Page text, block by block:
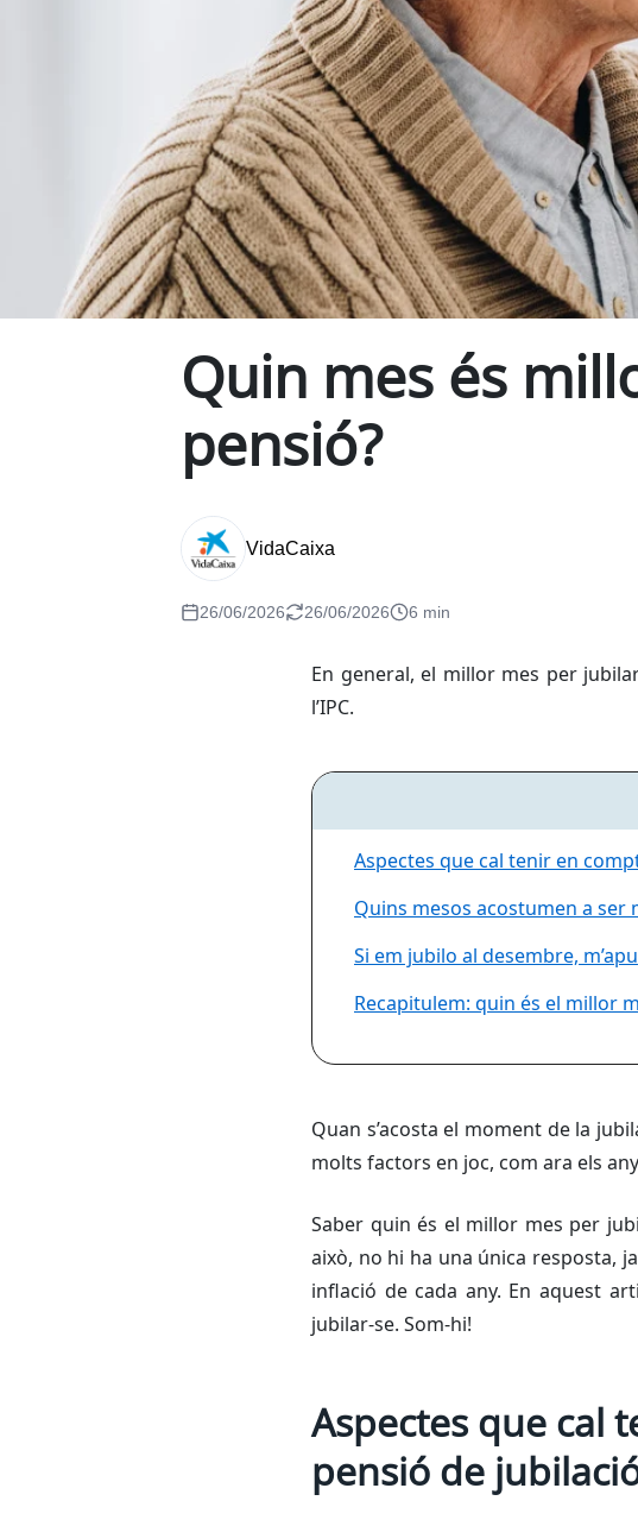
Quin mes és
pensió?
VidaCaixa
26/06/2026 26/06/2026 6 min
En general, el millor mes per
l’IPC.
Aspectes que cal tenir en
Quins mesos acostumen a ser
Si em jubilo al desembre,
Recapitulem: quin és el millor
Quan s’acosta el moment de la
molts factors en joc, com ara els
Saber quin és el millor mes per
això, no hi ha una única resposta,
inflació de cada any. En aquest
jubilar-se. Som-hi!
Aspectes que cal
pensió de